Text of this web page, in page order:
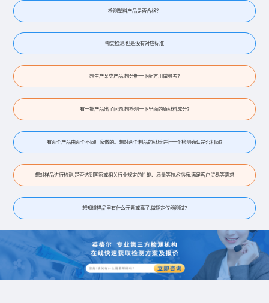
检测塑料产品是否合格？
需要检测,但是没有对应标准
想生产某类产品,想分析一下配方用做参考?
有一批产品出了问题,想检测一下里面的原材料成分?
有两个产品由两个不同厂家做的。想对两个制品的材质进行一个检测确认是否相同?
想对样品进行检测,是否达到国家或相关行业规定的性能、质量等技术指标,满足客户贸易等需求
想知道样品里有什么元素或离子,做指定仪器测试?